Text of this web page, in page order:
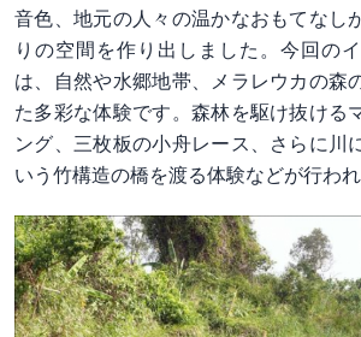
音色、地元の人々の温かなおもてなし
りの空間を作り出しました。今回の
は、自然や水郷地帯、メラレウカの森
た多彩な体験です。森林を駆け抜ける
ング、三枚板の小舟レース、さらに川
いう竹構造の橋を渡る体験などが行われ